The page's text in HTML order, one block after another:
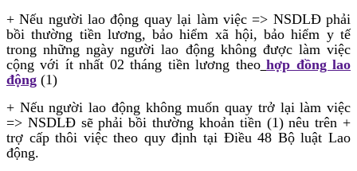
+ Nếu người lao động quay lại làm việc => NSDLĐ phải
bồi thường tiền lương, bảo hiểm xã hội, bảo hiểm y tế
trong những ngày người lao động không được làm việc
cộng với ít nhất 02 tháng tiền lương theo hợp đồng lao
động (1)
+ Nếu người lao động không muốn quay trở lại làm việc
=> NSDLĐ sẽ phải bồi thường khoản tiền (1) nêu trên +
trợ cấp thôi việc theo quy định tại Điều 48 Bộ luật Lao
động.